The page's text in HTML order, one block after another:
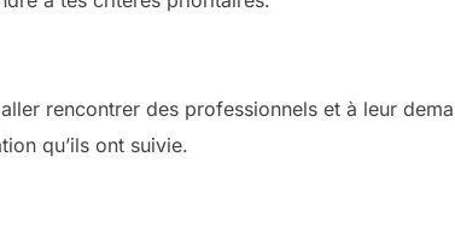
rencontrer des professionnels et à leur
qu’ils ont suivie.